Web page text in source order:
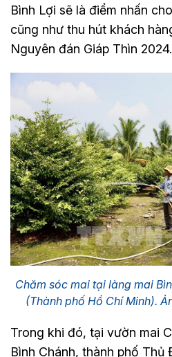
Bình Lợi sẽ là điểm nhấn
cũng như thu hút khách
Nguyên đán Giáp Thìn 2024.
Chăm sóc mai tại làng mai
(Thành phố Hồ Chí Minh).
Trong khi đó, tại vườn mai
Bình Chánh, thành phố Thủ